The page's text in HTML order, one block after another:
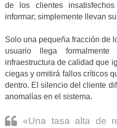
de los clientes
informar; simplemente llevan
Solo una pequeña fracción de
usuario llega
infraestructura de calidad que
ciegas y omitirá fallos críticos
dentro. El silencio del cliente
anomalías en el sistema.
«Una tasa alta de